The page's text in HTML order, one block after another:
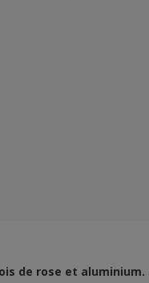
de rose et aluminium.